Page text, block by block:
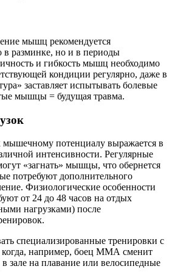
мышц рекомендуется
в разминке, но и в периоды
и гибкость мышц необходимо
кондиции регулярно, даже в
заставляет испытывать болевые
мышцы = будущая травма.
потенциалу выражается в
интенсивности. Регулярные
«загнать» мышцы, что обернется
потребуют дополнительного
Физиологические особенности
от 24 до 48 часов на отдых
нагрузками) после
специализированные тренировки с
когда, например, боец ММА сменит
зале на плавание или велосипедные